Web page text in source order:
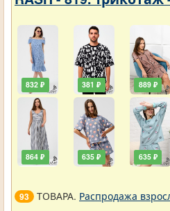
832 ₽
864 ₽
381 ₽
635 ₽
889 ₽
635 ₽
93 ТОВАРА. Распродажа